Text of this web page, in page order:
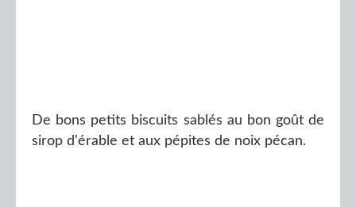
De bons petits biscuits sablés au bon goût de
sirop d'érable et aux pépites de noix pécan.